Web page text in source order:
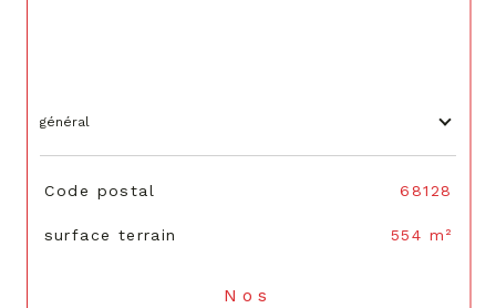
général
TRAD_SIROCCO_Caracteristique
Code postal 68128
surface terrain 554 m²
Nos